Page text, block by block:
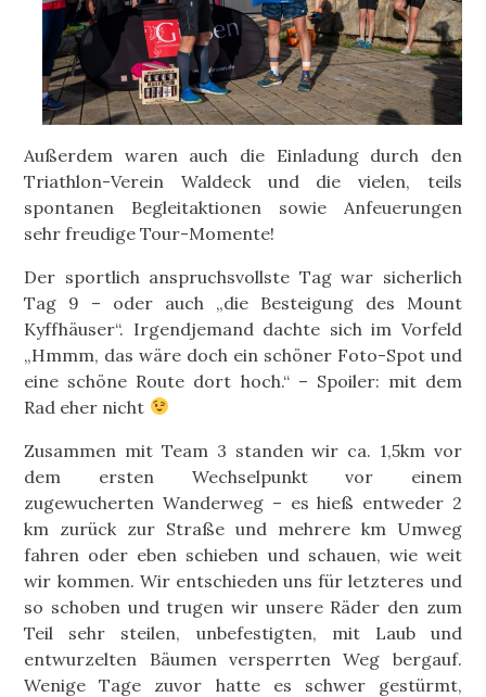
Außerdem waren auch die Einladung durch den
Triathlon-Verein Waldeck und die vielen, teils
spontanen Begleitaktionen sowie Anfeuerungen
sehr freudige Tour-Momente!
Der sportlich anspruchsvollste Tag war sicherlich
Tag 9 – oder auch „die Besteigung des Mount
Kyffhäuser“. Irgendjemand dachte sich im Vorfeld
„Hmmm, das wäre doch ein schöner Foto-Spot und
eine schöne Route dort hoch.“ – Spoiler: mit dem
Rad eher nicht
Zusammen mit Team 3 standen wir ca. 1,5km vor
dem ersten Wechselpunkt vor einem
zugewucherten Wanderweg – es hieß entweder 2
km zurück zur Straße und mehrere km Umweg
fahren oder eben schieben und schauen, wie weit
wir kommen. Wir entschieden uns für letzteres und
so schoben und trugen wir unsere Räder den zum
Teil sehr steilen, unbefestigten, mit Laub und
entwurzelten Bäumen versperrten Weg bergauf.
Wenige Tage zuvor hatte es schwer gestürmt,